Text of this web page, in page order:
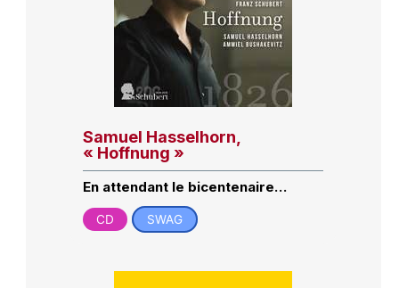
Samuel Hasselhorn,
« Hoffnung »
En attendant le bicentenaire…
CD SWAG